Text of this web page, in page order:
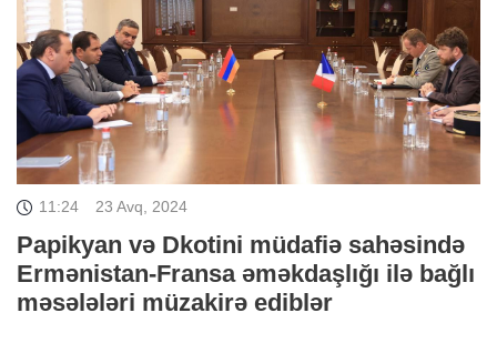
11:24 23 Avq, 2024
Papikyan və Dkotini müdafiə sahəsində
Ermənistan-Fransa əməkdaşlığı ilə bağlı
məsələləri müzakirə ediblər